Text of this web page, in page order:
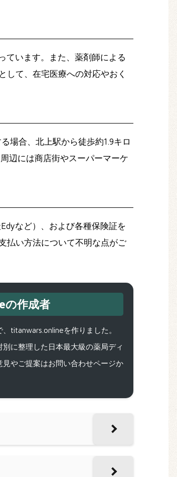
ています。また、薬剤師による
して、在宅医療への対応やおく
場合、北上駅から徒歩約1.9キロ
辺には商店街やスーパーマーケ
など）、および各種保険証を
払い方法について不明な点がご
の作成者
titanwars.onlineを作りました。
に整理した日本最大級の薬局ディ
やご提案はお問い合わせページか